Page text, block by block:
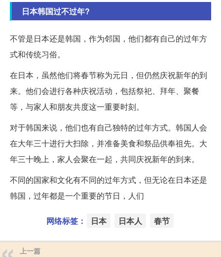
日本韩国过不过年?
不管是日本还是韩国，作为邻国，他们都有自己的过年方
式和传统习俗。
在日本，虽然他们将春节称为元日，但仍然庆祝新年的到
来。他们会进行各种庆祝活动，包括祭祀、拜年、聚餐
等，与家人和朋友共度这一重要时刻。
对于韩国来说，他们也有自己独特的过年方式。韩国人会
在大年三十进行大扫除，并准备美食和祭品供奉祖先。大
年三十晚上，家人会聚在一起，共同庆祝新年的到来。
不同的国家和文化有不同的过年方式，但无论在日本还是
韩国，过年都是一个重要的节日，人们
网络标签： 日本 日本人 春节
上一篇